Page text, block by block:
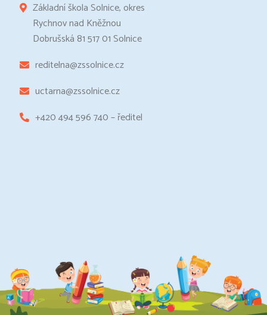
Základní škola Solnice, okres
Rychnov nad Kněžnou
Dobrušská 81 517 01 Solnice
reditelna@zssolnice.cz
uctarna@zssolnice.cz
+420 494 596 740 – ředitel